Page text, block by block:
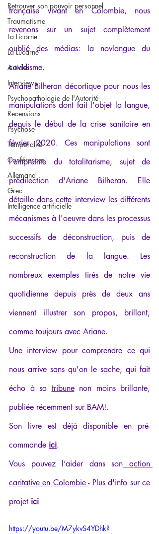
Retrouver son pouvoir personnel
Traumatisme
La Licorne
La Lucarne
Articles
Interviews
Psychopathologie de l'Autorité
Recensions
Psychose
Temporalité
Conférences
Allemand
Grec
Intelligence artificielle
française vivant en Colombie, nous
revenons sur un sujet complètement
oublié des médias: la novlangue du
covidisme.
Ariane Bilheran décortique pour nous les
manipulations dont fait l'objet la langue,
depuis le début de la crise sanitaire en
février 2020. Ces manipulations sont
l'empreinte du totalitarisme, sujet de
prédilection d'Ariane Bilheran. Elle
détaille dans cette interview les différents
mécanismes à l'oeuvre dans les processus
successifs de déconstruction, puis de
reconstruction de la langue. Les
nombreux exemples tirés de notre vie
quotidienne depuis près de deux ans
viennent illustrer son propos, brillant,
comme toujours avec Ariane.
Une interview pour comprendre ce qui
nous arrive sans qu'on le sache, qui fait
écho à sa tribune non moins brillante,
publiée récemment sur BAM!.
Son livre est déjà disponible en pré-
commande ici.
Vous pouvez l’aider dans son action
caritative en Colombie - Plus d'info sur ce
projet ici
https://youtu.be/M7ykvS4YDhk?